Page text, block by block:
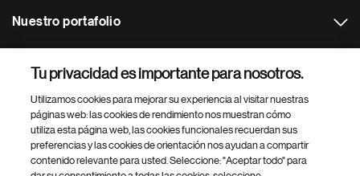
Nuestro portafolio
Footer Site Search
Tu privacidad es importante para nosotros.
Utilizamos cookies para mejorar su experiencia al visitar nuestras
páginas web: las cookies de rendimiento nos muestran cómo
utiliza esta página web, las cookies funcionales recuerdan sus
preferencias y las cookies de orientación nos ayudan a compartir
contenido relevante para usted. Seleccione: "Aceptar todo" para